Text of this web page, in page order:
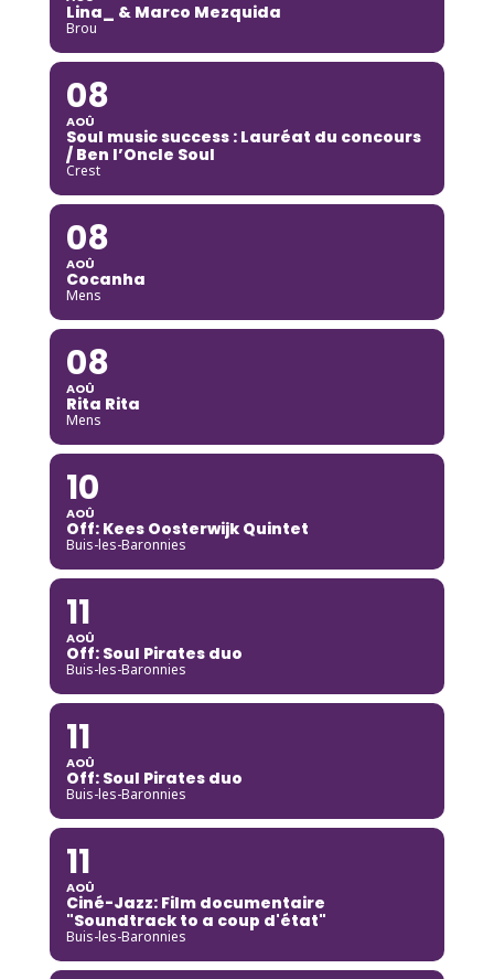
Lina_ & Marco Mezquida
Brou
08
AOÛ
Soul music success : Lauréat du concours
/ Ben l’Oncle Soul
Crest
08
AOÛ
Cocanha
Mens
08
AOÛ
Rita Rita
Mens
10
AOÛ
Off: Kees Oosterwijk Quintet
Buis-les-Baronnies
11
AOÛ
Off: Soul Pirates duo
Buis-les-Baronnies
11
AOÛ
Off: Soul Pirates duo
Buis-les-Baronnies
11
AOÛ
Ciné-Jazz: Film documentaire
"Soundtrack to a coup d'état"
Buis-les-Baronnies